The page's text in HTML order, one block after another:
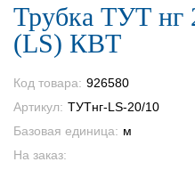
Трубка ТУТ нг
(LS) КВТ
Код товара: 926580
Артикул: ТУТнг-LS-20/10
Базовая единица: м
На заказ: